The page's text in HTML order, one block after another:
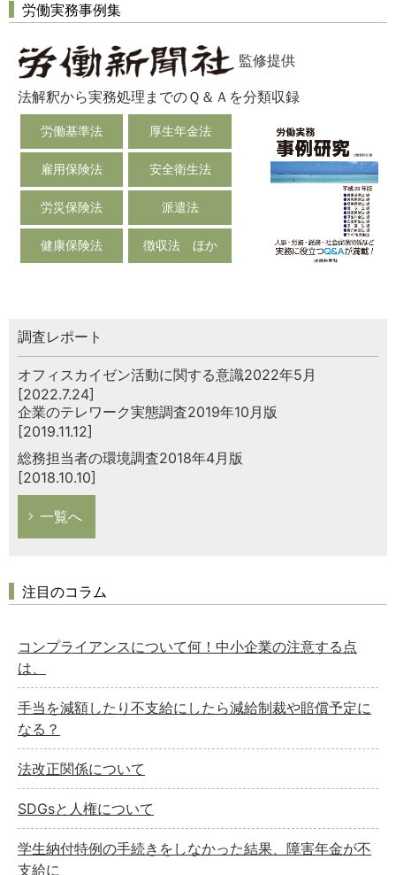
労働実務事例集
監修提供
法解釈から実務処理までのＱ＆Ａを分類収録
労働基準法 厚生年金法
雇用保険法 安全衛生法
労災保険法 派遣法
健康保険法 徴収法 ほか
調査レポート
オフィスカイゼン活動に関する意識2022年5月
[2022.7.24]
企業のテレワーク実態調査2019年10月版
[2019.11.12]
総務担当者の環境調査2018年4月版
[2018.10.10]
一覧へ
注目のコラム
コンプライアンスについて何！中小企業の注意する点
は、
手当を減額したり不支給にしたら減給制裁や賠償予定に
なる？
法改正関係について
SDGsと人権について
学生納付特例の手続きをしなかった結果、障害年金が不
支給に